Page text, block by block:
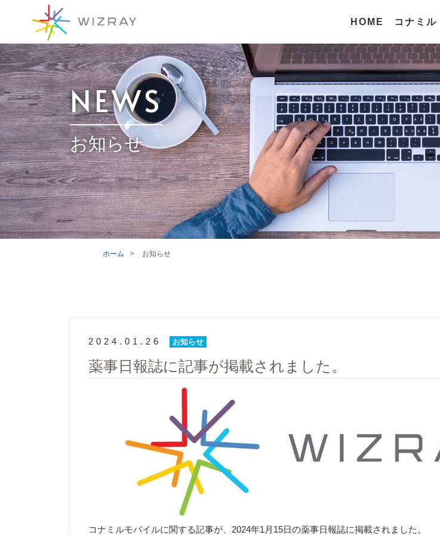
HOME コナミル
NEWS
お知らせ
ホーム > お知らせ
2024.01.26 お知らせ
薬事日報誌に記事が掲載されました。
コナミルモバイルに関する記事が、2024年1月15日の薬事日報誌に掲載されました。